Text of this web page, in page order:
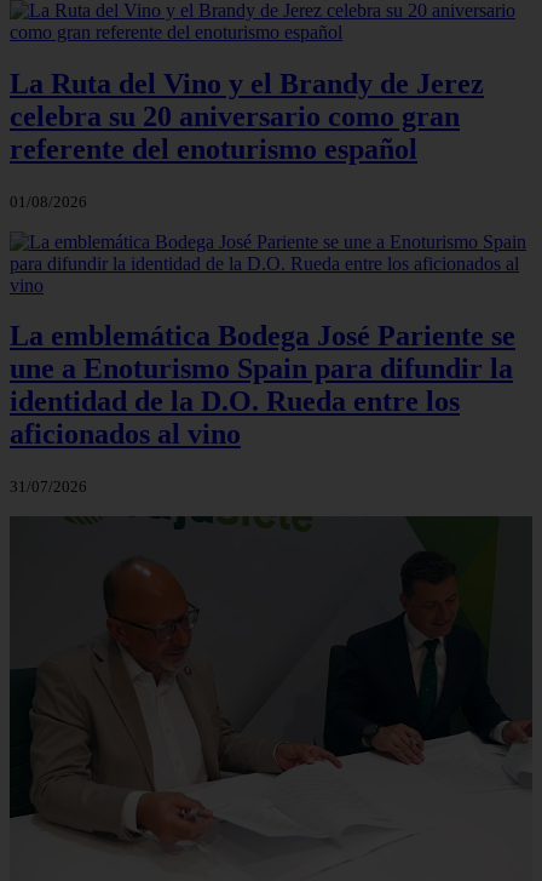
La Ruta del Vino y el Brandy de Jerez
celebra su 20 aniversario como gran
referente del enoturismo español
01/08/2026
La emblemática Bodega José Pariente se
une a Enoturismo Spain para difundir la
identidad de la D.O. Rueda entre los
aficionados al vino
31/07/2026